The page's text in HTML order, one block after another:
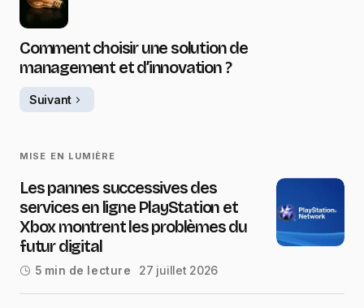
Comment choisir une solution de
management et d’innovation ?
Suivant
MISE EN LUMIÈRE
Les pannes successives des
services en ligne PlayStation et
Xbox montrent les problèmes du
futur digital
5 min de lecture 27 juillet 2026